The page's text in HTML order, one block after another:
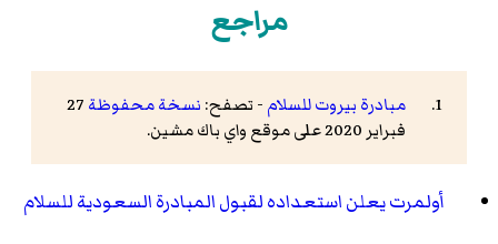
مراجع
مبادرة بيروت للسلام - تصفح: نسخة محفوظة 27
فبراير 2020 على موقع واي باك مشين.
أولمرت يعلن استعداده لقبول المبادرة السعودية للسلام